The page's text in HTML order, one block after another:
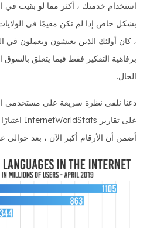
استخدام خدمتك ، أكثر مما لو بقيت في
بشكل خاص إذا لم تكن مقيمًا في
، كان أولئك الذين يعيشون ويعملون في
برفاهية التفكير فقط فيما يتعلق بالسوق
الحال.
دعنا نلقي نظرة سريعة على مستخدمي
أضمن أن الأرقام أكبر الآن ، بعد حوالي